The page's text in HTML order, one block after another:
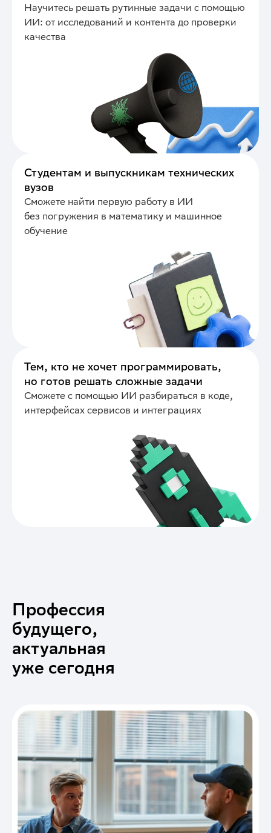
Научитесь решать рутинные задачи с помощью
ИИ: от исследований и контента до проверки
качества
Студентам и выпускникам технических
вузов
Сможете найти первую работу в ИИ
без погружения в математику и машинное
обучение
Тем, кто не хочет программировать,
но готов решать сложные задачи
Сможете с помощью ИИ разбираться в коде,
интерфейсах сервисов и интеграциях
Профессия
будущего,
актуальная
уже сегодня